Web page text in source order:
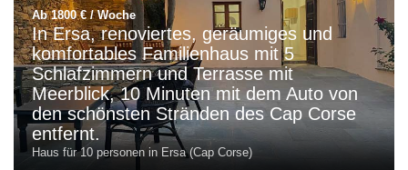
Ab 1800 € / Woche
In Ersa, renoviertes, geräumiges und
komfortables Familienhaus mit 5
Schlafzimmern und Terrasse mit
Meerblick, 10 Minuten mit dem Auto von
den schönsten Stränden des Cap Corse
entfernt.
Haus für 10 personen in Ersa (Cap Corse)